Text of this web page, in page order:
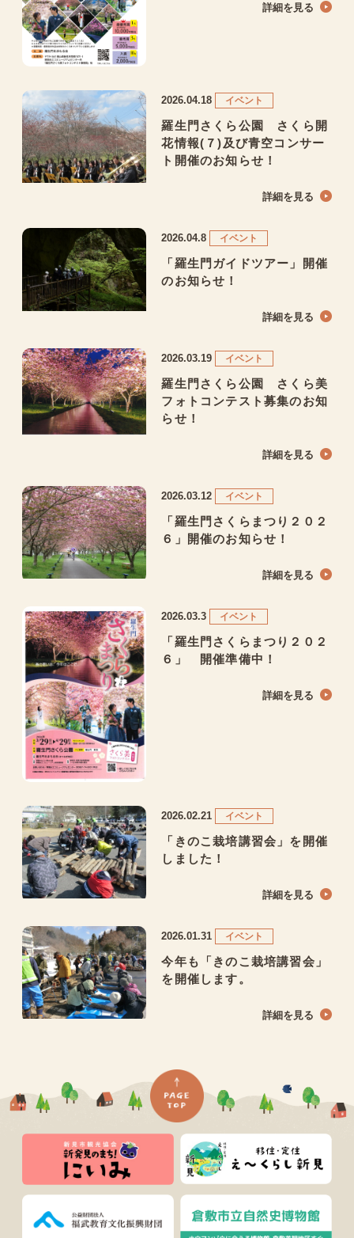
詳細を見る
2026.04.18 イベント
羅生門さくら公園 さくら開
花情報(７)及び青空コンサー
ト開催のお知らせ！
詳細を見る
2026.04.8 イベント
「羅生門ガイドツアー」開催
のお知らせ！
詳細を見る
2026.03.19 イベント
羅生門さくら公園 さくら美
フォトコンテスト募集のお知
らせ！
詳細を見る
2026.03.12 イベント
「羅生門さくらまつり２０２
６」開催のお知らせ！
詳細を見る
2026.03.3 イベント
「羅生門さくらまつり２０２
６」 開催準備中！
詳細を見る
2026.02.21 イベント
「きのこ栽培講習会」を開催
しました！
詳細を見る
2026.01.31 イベント
今年も「きのこ栽培講習会」
を開催します。
詳細を見る